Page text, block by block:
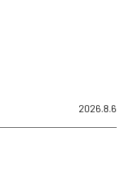
2026.8.6